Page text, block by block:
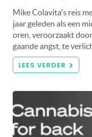
Mike Colavita's reis
jaar geleden als een
oren, veroorzaakt
gaande angst, te
LEES VERDER